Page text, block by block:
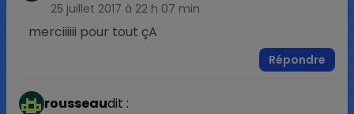
25 juillet 2017 à 22 h 07 min
merciiiiii pour tout çA
Répondre
rousseaudit :